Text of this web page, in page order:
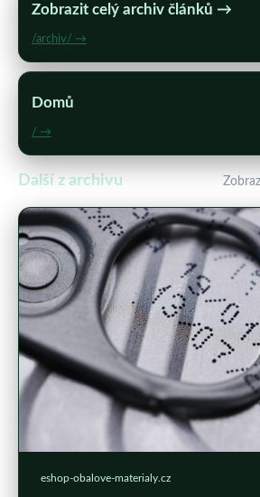
Zobrazit celý archiv článků →
/archiv/ →
Domů
/ →
Další z archivu
eshop-obalove-materialy.cz